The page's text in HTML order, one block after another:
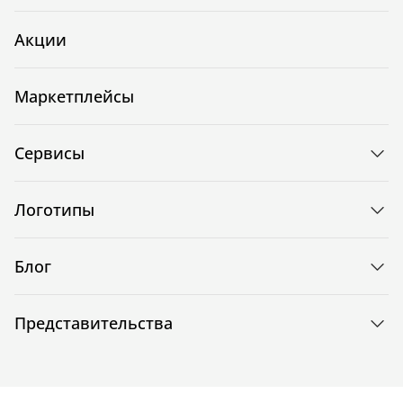
Акции
Маркетплейсы
Сервисы
Логотипы
Блог
Представительства